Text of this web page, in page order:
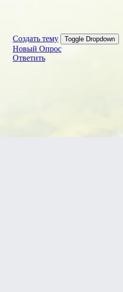
Создать тему Toggle Dropdown
Новый Опрос
Ответить